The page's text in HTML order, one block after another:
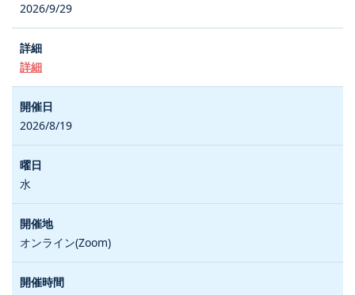
2026/9/29
詳細
2026/8/19
水
オンライン(Zoom)